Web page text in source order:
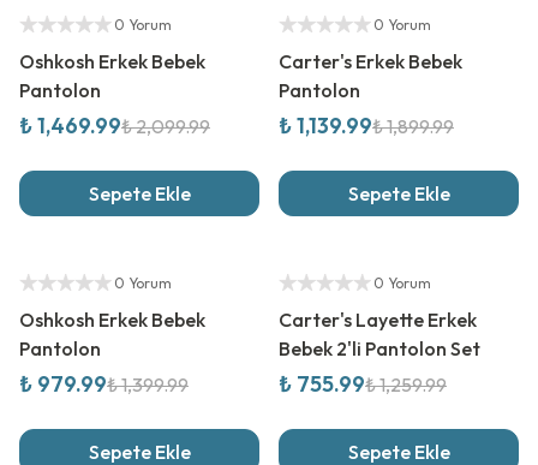
Yetkili Satıcı
0 Yorum
Oshkosh Erkek Bebek
Pantolon
₺ 1,469.99₺ 2,099.99
Sepete Ekle
Yetkili Satıcı
0 Yorum
Carter's Erkek Bebek
Pantolon
₺ 1,139.99₺ 1,899.99
Sepete Ekle
Yetkili Satıcı
0 Yorum
Oshkosh Erkek Bebek
Pantolon
₺ 979.99₺ 1,399.99
Sepete Ekle
Yetkili Satıcı
0 Yorum
Carter's Layette Erkek
Bebek 2'li Pantolon Set
₺ 755.99₺ 1,259.99
Sepete Ekle